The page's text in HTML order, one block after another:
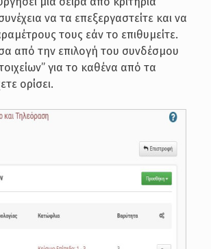
να τα επεξεργαστείτε και να
τους εάν το επιθυμείτε.
από την επιλογή του συνδέσμου
για το καθένα από τα
ορίσει.